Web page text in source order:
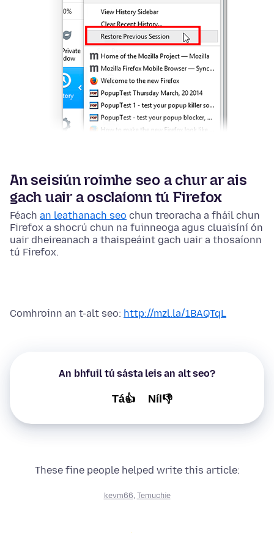
An seisiún roimhe seo a chur ar ais
gach uair a osclaíonn tú Firefox
Féach an leathanach seo chun treoracha a fháil chun
Firefox a shocrú chun na fuinneoga agus cluaisíní ón
uair dheireanach a thaispeáint gach uair a thosaíonn
tú Firefox.
Comhroinn an t-alt seo: http://mzl.la/1BAQTqL
An bhfuil tú sásta leis an alt seo?
Tá👍 Níl👎
These fine people helped write this article:
kevm66 Temuchie